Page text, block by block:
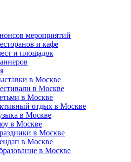
мероприятий
и кафе
и площадок
в Москве
в Москве
в Москве
отдых в Москве
в Москве
в Москве
в Москве
в Москве
в Москве